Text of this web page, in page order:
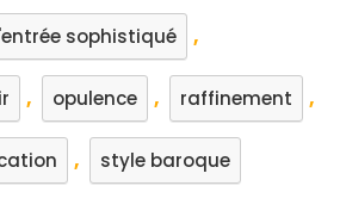
sophistiqué ,
, opulence , raffinement ,
, style baroque